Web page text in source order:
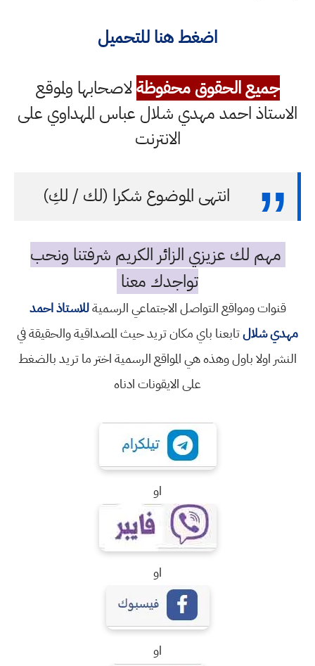
اضغط هنا للتحميل
جميع الحقوق محفوظةلاصحابها ولموقع
الاستاذ احمد مهدي شلال عباس المهداوي على
الانترنت
انتهى الموضوع شكرا (لك / لكِ)
مهم لك عزيزي الزائر الكريم شرفتنا ونحب
تواجدك معنا
قنوات ومواقع التواصل الاجتماعي الرسميةللاستاذ احمد
مهدي شلالتابعنا باي مكان تريد حيث المصداقية والحقيقة في
النشر اولا باول وهذه هي المواقع الرسمية اختر ما تريد بالضغط
على الايقونات ادناه
او
او
او